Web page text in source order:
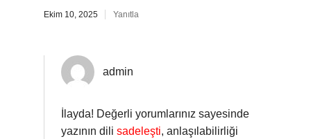
Ekim 10, 2025 Yanıtla
admin
İlayda! Değerli yorumlarınız sayesinde
yazının dili sadeleşti, anlaşılabilirliği